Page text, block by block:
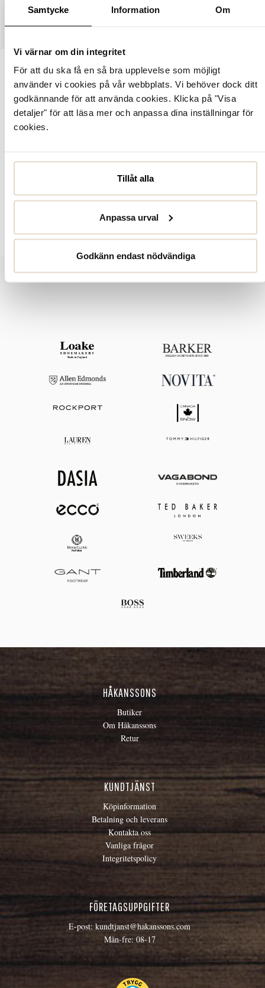
Samtycke Information Om
Vi värnar om din integritet
För att du ska få en så bra upplevelse som möjligt
använder vi cookies på vår webbplats. Vi behöver dock ditt
godkännande för att använda cookies. Klicka på "Visa
detaljer" för att läsa mer och anpassa dina inställningar för
cookies.
Tillåt alla
Anpassa urval
Godkänn endast nödvändiga
Artikelnummer: 1062128
Birkenstock Arizona är en tidlös sandal i svart Birko-Flor, ett
slitstarkt och hudvänligt syntetmaterial som ger en välklädd känsla
i vardagen. Den mockaklädda, mjuka korkfotbädden bidrar till
behaglig komfort och ett stödjande steg från morgon till
lookSoft Footbed som ger en extra mjuk och bekväm
känslaKorkfotbädd som hjälper till att ge stöd och avlastning i
färg som passar lika fint till lediga som mer uppklädda outfitsEtt
självklart val för varma dagar, semestern eller sköna stunder
HÅKANSSONS
Butiker
Om Håkanssons
Retur
KUNDTJÄNST
Köpinformation
Betalning och leverans
Kontakta oss
Vanliga frågor
Integritetspolicy
FÖRETAGSUPPGIFTER
E-post: kundtjanst@hakanssons.com
Mån-fre: 08-17